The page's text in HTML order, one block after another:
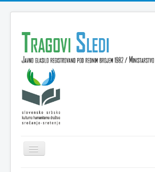
Isključi
navigaciju